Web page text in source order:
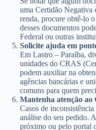
uma Certidão Negativa
renda, procure obtê-lo
desses documentos
Federal ou outras
Solicite ajuda em
Em Lastro – Paraíba,
unidades do CRAS
podem auxiliar na
agências bancárias e
comuns para quem
Mantenha atenção ao
Casos de
análise do seu pedido.
próximo ou pelo portal